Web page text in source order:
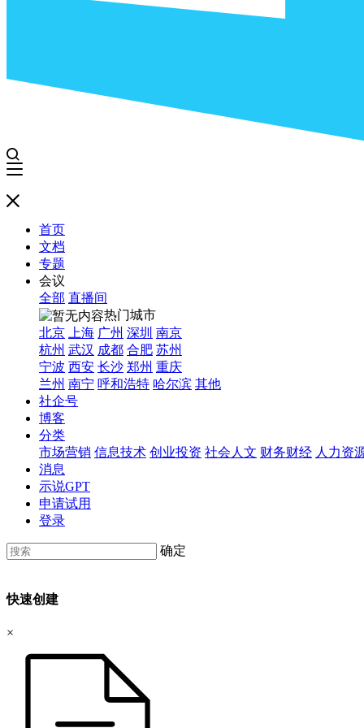
首页
文档
专题
会议
全部 直播间
热门城市
北京
上海 广州 深圳 南京
杭州 武汉 成都 合肥 苏州
宁波 西安 长沙 郑州 重庆
兰州 南宁 呼和浩特 哈尔滨 其他
社企号
博客
分类
市场营销 信息技术 创业投资 社会人文 财务财经 人力资
消息
示说GPT
申请试用
登录
确定
快速创建
×